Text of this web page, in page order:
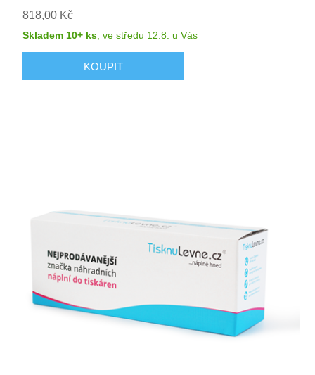
818,00 Kč
Skladem 10+ ks,ve středu 12.8. u Vás